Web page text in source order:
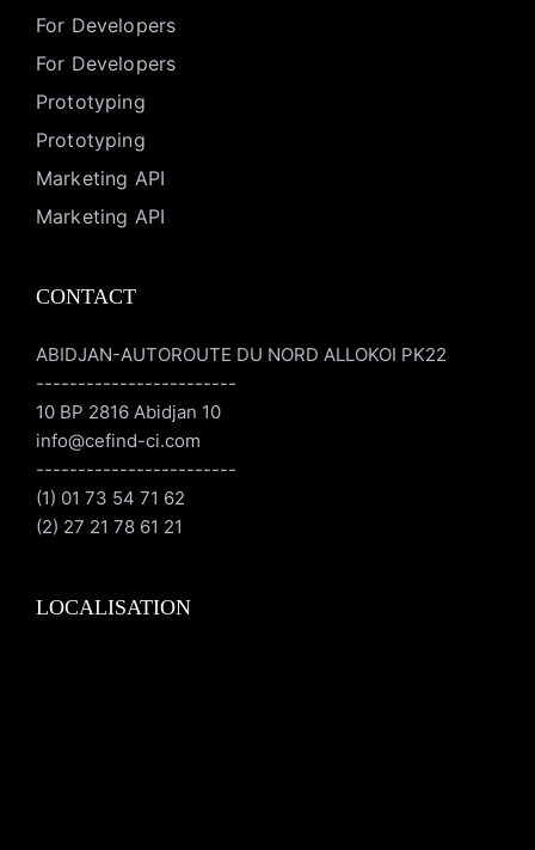
For Developers
For Developers
Prototyping
Prototyping
Marketing API
Marketing API
CONTACT
ABIDJAN-AUTOROUTE DU NORD ALLOKOI PK22
------------------------
10 BP 2816 Abidjan 10
info@cefind-ci.com
------------------------
(1) 01 73 54 71 62
(2) 27 21 78 61 21
LOCALISATION